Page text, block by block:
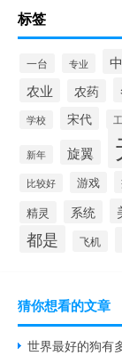
标签
一台 专业
农业 农药
学校 宋代
新年 旋翼
比较好 游戏
精灵 系统
都是 飞机
猜你想看的文章
世界最好的狗有